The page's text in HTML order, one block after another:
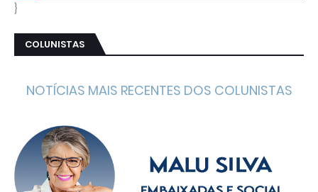
}
COLUNISTAS
NOTÍCIAS MAIS RECENTES DOS COLUNISTAS